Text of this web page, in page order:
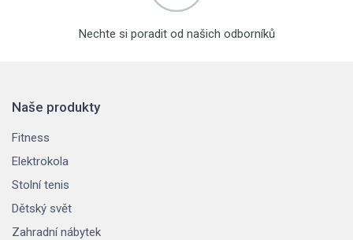
Nechte si poradit od našich odborníků
Naše produkty
Fitness
Elektrokola
Stolní tenis
Dětský svět
Zahradní nábytek